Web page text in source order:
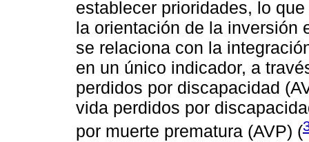
establecer prioridades, lo
la orientación de la inversión
se relaciona con la
en un único indicador, a
perdidos por discapacidad
vida perdidos por
por muerte prematura (AVP) (